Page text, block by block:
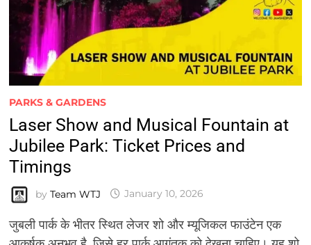
PARKS & GARDENS
Laser Show and Musical Fountain at
Jubilee Park: Ticket Prices and
Timings
by Team WTJ January 10, 2026
जुबली पार्क के भीतर स्थित लेजर शो और म्यूजिकल फाउंटेन एक